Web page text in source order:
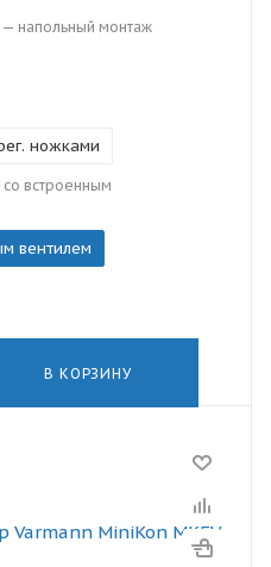
— напольный монтаж
ножками
со встроенным
вентилем
В КОРЗИНУ